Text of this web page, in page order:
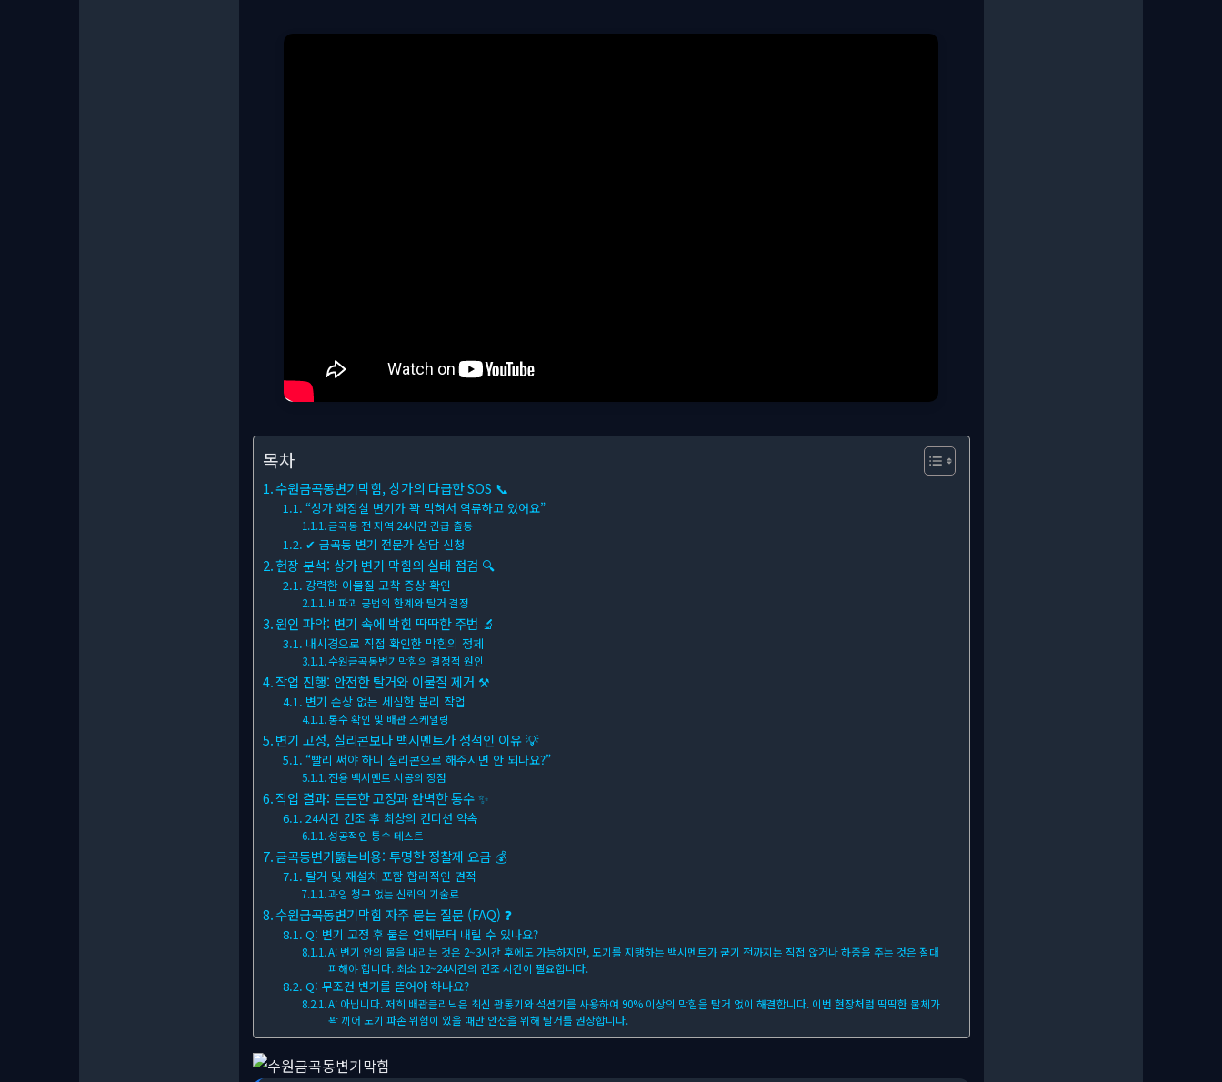
목차
수원금곡동변기막힘, 상가의 다급한 SOS 📞
“상가 화장실 변기가 꽉 막혀서 역류하고 있어요”
금곡동 전 지역 24시간 긴급 출동
✔ 금곡동 변기 전문가 상담 신청
현장 분석: 상가 변기 막힘의 실태 점검 🔍
강력한 이물질 고착 증상 확인
비파괴 공법의 한계와 탈거 결정
원인 파악: 변기 속에 박힌 딱딱한 주범 🔬
내시경으로 직접 확인한 막힘의 정체
수원금곡동변기막힘의 결정적 원인
작업 진행: 안전한 탈거와 이물질 제거 ⚒
변기 손상 없는 세심한 분리 작업
통수 확인 및 배관 스케일링
변기 고정, 실리콘보다 백시멘트가 정석인 이유 💡
“빨리 써야 하니 실리콘으로 해주시면 안 되나요?”
전용 백시멘트 시공의 장점
작업 결과: 튼튼한 고정과 완벽한 통수 ✨
24시간 건조 후 최상의 컨디션 약속
성공적인 통수 테스트
금곡동변기뚫는비용: 투명한 정찰제 요금 💰
탈거 및 재설치 포함 합리적인 견적
과잉 청구 없는 신뢰의 기술료
수원금곡동변기막힘 자주 묻는 질문 (FAQ) ❓
Q: 변기 고정 후 물은 언제부터 내릴 수 있나요?
A: 변기 안의 물을 내리는 것은 2~3시간 후에도 가능하지만, 도기를 지탱하는 백시멘트가 굳기 전까지는 직접 앉거나 하중을 주는 것은 절대
피해야 합니다. 최소 12~24시간의 건조 시간이 필요합니다.
Q: 무조건 변기를 뜯어야 하나요?
A: 아닙니다. 저희 배관클리닉은 최신 관통기와 석션기를 사용하여 90% 이상의 막힘을 탈거 없이 해결합니다. 이번 현장처럼 딱딱한 물체가
꽉 끼어 도기 파손 위험이 있을 때만 안전을 위해 탈거를 권장합니다.